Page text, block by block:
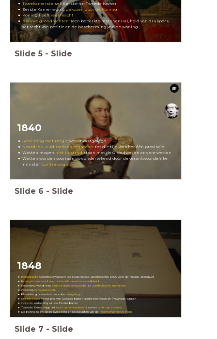
Tweekamerstelsel: Eerste- en Tweede Kamer
Eerste Kamer wordtgekozen door de Koning
Koning heeftveel macht
Nieuwe grondrechten: (een beperkte mate van) vrijheid van drukpers,
het recht van petitie en de bescherming van de woning
Slide 5 - Slide
1840
Scheiding met België wordt vastgelegd
Noord- en Zuid-Holland ontstaan: tot die tijd was het één provincie
Wetten mogen niet in strijdstaan met de Grondwet en andere wetten
Wetten worden voortaan ook ondertekend door de verantwoordelijke
minister (contraseign).
Slide 6 - Slide
1848
BelangrijksteGrondwetswijzing in de Nederlandse geschiedenis: basis voor de huidige grondwet
Koning is onschendbaar, ministeriële verantwoordelijkheid
Nederland wordt eenparlementaire democratie enconstitutionele monarchie
Invoering censuskiesrecht
Klassieke grondrechten worden vastgelegd
rechtstreekseverkiezing van Tweede Kamer, gemeenteraden en Provinciale Staten
indirecteverkiezing van de Eerste Kamer
Tweede Kamer krijgt het recht van amendementen het recht van enquête
De Koning heeft geen invloed meer op besluiten van de Rooms-Katholieke Kerk
Slide 7 - Slide